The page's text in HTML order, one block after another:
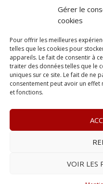
Gérer le
cookies
Pour offrir les meilleures
telles que les cookies pour
appareils. Le fait de consentir à
traiter des données telles que le
uniques sur ce site. Le fait de ne
consentement peut avoir un
et fonctions.
VOIR LES
–
– E-mail :